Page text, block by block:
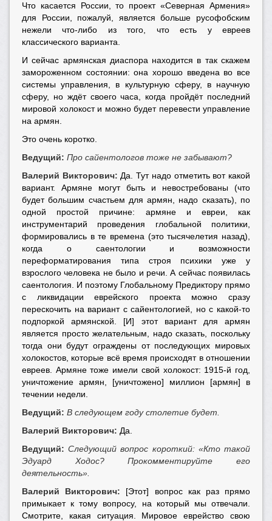
Что касается России, то проект «Северная Армения»
для России, пожалуй, является больше русофобским
нежели что-либо из того, что есть у евреев
классического варианта.
И сейчас армянская диаспора находится в так скажем
замороженном состоянии: она хорошо введена во все
системы управления, в культурную сферу, в научную
сферу, но ждёт своего часа, когда пройдёт последний
мировой холокост и можно будет перевести управление
на армян.
Это очень коротко.
Ведущий: Про сайентологов тоже не забывают?
Валерий Викторович: Да. Тут надо отметить вот какой
вариант. Армяне могут быть и невостребованы (что
будет большим счастьем для армян, надо сказать), по
одной простой причине: армяне и евреи, как
инструментарий проведения глобальной политики,
формировались в те времена (это тысячелетия назад),
когда о саентологии и возможности
переформатирования типа строя психики уже у
взрослого человека не было и речи. А сейчас появилась
саентология. И поэтому Глобальному Предиктору прямо
с ликвидации еврейского проекта можно сразу
перескочить на вариант с сайентологией, но с какой-то
подпоркой армянской. [И] этот вариант для армян
является просто желательным, надо сказать, поскольку
тогда они будут ограждены от последующих мировых
холокостов, которые всё время происходят в отношении
евреев. Армяне тоже имели свой холокост: 1915-й год,
уничтожение армян, [уничтожено] миллион [армян] в
течении недели.
Ведущий: В следующем году столетие будет.
Валерий Викторович: Да.
Ведущий: Следующий вопрос короткий: «Кто такой
Эдуард Ходос? Прокомментируйте его
деятельность».
Валерий Викторович: [Этот] вопрос как раз прямо
примыкает к тому вопросу, на который мы отвечали.
Смотрите, какая ситуация. Мировое еврейство свою